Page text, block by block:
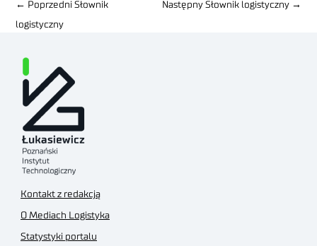
← Poprzedni Słownik
logistyczny
Następny Słownik logistyczny →
Kontakt z redakcją
O Mediach Logistyka
Statystyki portalu